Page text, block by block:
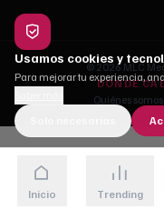
© 2026 MLC
DONDE
Quiénes somos·
Usamos cookies y
Para mejorar tu experiencia,
Inicio Trending